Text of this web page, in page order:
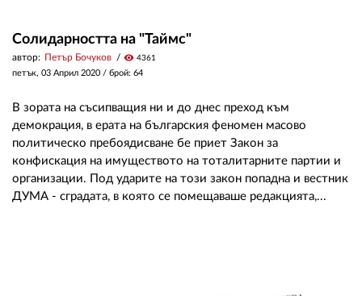
Солидарността на "Таймс"
автор: Петър Бочуков visibility 4361
петък, 03 Април 2020 / брой: 64
В зората на съсипващия ни и до днес преход към
демокрация, в ерата на българския феномен масово
политическо пребоядисване бе приет Закон за
конфискация на имуществото на тоталитарните партии и
организации. Под ударите на този закон попадна и вестник
ДУМА - сградата, в която се помещаваше редакцията,...
ПОЛИТИКА ЗА БИСКВИТКИТЕ
ПОЛИТИКАТА ЗА